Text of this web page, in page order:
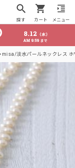
探す カート メニュー
misa/淡水パールネックレス ホ